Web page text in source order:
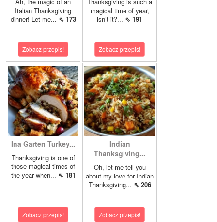
Italian Thanksgiving
dinner! Let me... ⇖ 173
Zobacz przepis!
magical time of year,
isn’t it?... ⇖ 191
Zobacz przepis!
Ina Garten Turkey...
Thanksgiving is one of
those magical times of
the year when... ⇖ 181
Zobacz przepis!
Indian
Thanksgiving...
Oh, let me tell you
about my love for Indian
Thanksgiving... ⇖ 206
Zobacz przepis!